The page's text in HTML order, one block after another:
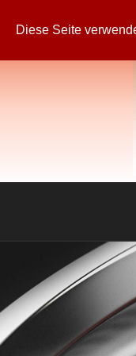
InhaltDiese Seite